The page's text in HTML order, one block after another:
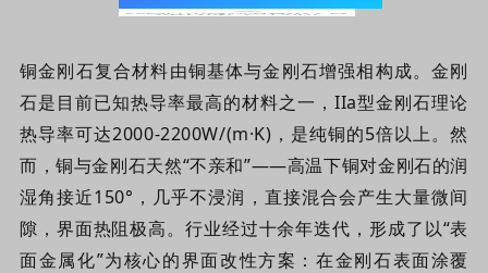
铜金刚石复合材料由铜基体与金刚石增强相构成。金刚
石是目前已知热导率最高的材料之一，IIa型金刚石理论
热导率可达2000-2200W/(m·K)，是纯铜的5倍以上。然
而，铜与金刚石天然“不亲和”——高温下铜对金刚石的润
湿角接近150°，几乎不浸润，直接混合会产生大量微间
隙，界面热阻极高。行业经过十余年迭代，形成了以“表
面金属化”为核心的界面改性方案：在金刚石表面涂覆